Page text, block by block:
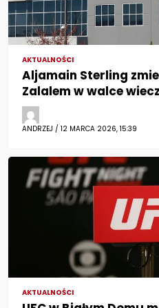
AKTUALNOŚCI
Aljamain Sterling
Zalalem w walce
ANDRZEJ / 12 MARCA 2026, 15:39
AKTUALNOŚCI